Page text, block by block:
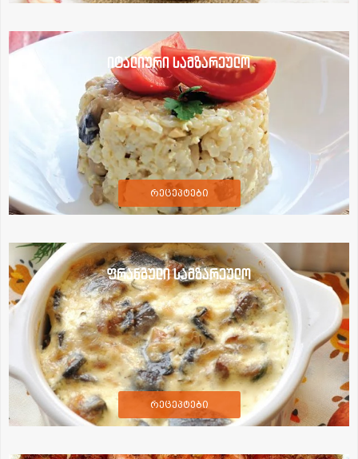
იტალიური სამზარეულო
რეცეპტები
ფრანგული სამზარეულო
რეცეპტები